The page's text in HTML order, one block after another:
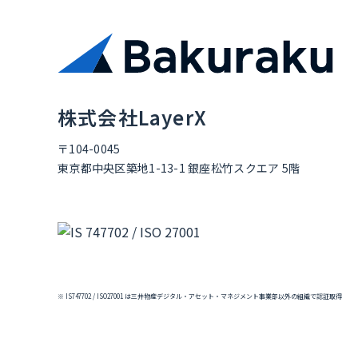
株式会社LayerX
〒104-0045
東京都中央区築地1-13-1 銀座松竹スクエア 5階
※ IS747702 / ISO27001 は三井物産デジタル・アセット・マネジメント事業部以外の組織で認証取得